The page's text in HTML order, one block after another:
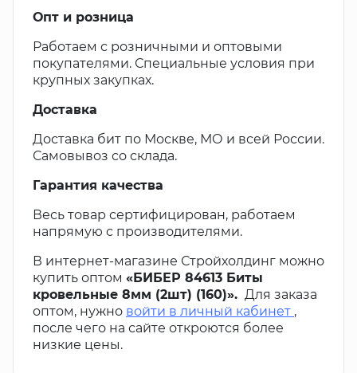
Опт и розница
Работаем с розничными и оптовыми
покупателями. Специальные условия при
крупных закупках.
Доставка
Доставка бит по Москве, МО и всей России.
Самовывоз со склада.
Гарантия качества
Весь товар сертифицирован, работаем
напрямую с производителями.
В интернет-магазине Стройхолдинг можно
купить оптом «БИБЕР 84613 Биты
кровельные 8мм (2шт) (160)». Для заказа
оптом, нужно войти в личный кабинет ,
после чего на сайте откроются более
низкие цены.